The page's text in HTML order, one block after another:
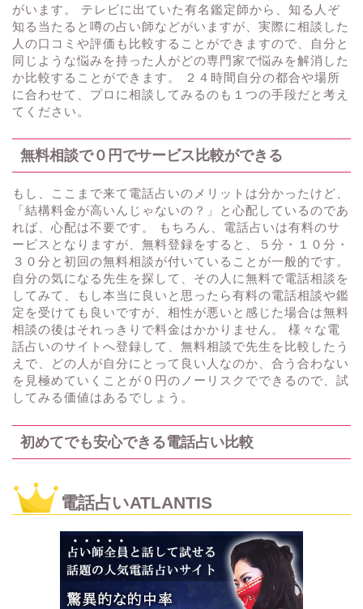
がいます。 テレビに出ていた有名鑑定師から、知る人ぞ
知る当たると噂の占い師などがいますが、実際に相談した
人の口コミや評価も比較することができますので、自分と
同じような悩みを持った人がどの専門家で悩みを解消した
か比較することができます。 ２４時間自分の都合や場所
に合わせて、プロに相談してみるのも１つの手段だと考え
てください。
無料相談で０円でサービス比較ができる
もし、ここまで来て電話占いのメリットは分かったけど、
「結構料金が高いんじゃないの？」と心配しているのであ
れば、心配は不要です。 もちろん、電話占いは有料のサ
ービスとなりますが、無料登録をすると、５分・１０分・
３０分と初回の無料相談が付いていることが一般的です。
自分の気になる先生を探して、その人に無料で電話相談を
してみて、もし本当に良いと思ったら有料の電話相談や鑑
定を受けても良いですが、相性が悪いと感じた場合は無料
相談の後はそれっきりで料金はかかりません。 様々な電
話占いのサイトへ登録して、無料相談で先生を比較したう
えで、どの人が自分にとって良い人なのか、合う合わない
を見極めていくことが０円のノーリスクでできるので、試
してみる価値はあるでしょう。
初めてでも安心できる電話占い比較
電話占いATLANTIS